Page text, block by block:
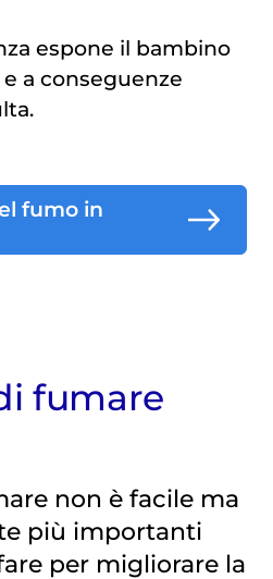
espone il bambino
a conseguenze
fumo in
fumare
non è facile ma
più importanti
per migliorare la